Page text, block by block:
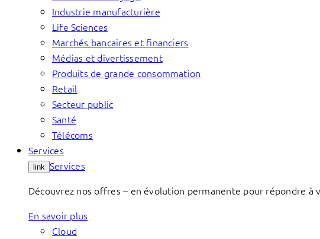
Industrie manufacturière
Life Sciences
Marchés bancaires et financiers
Médias et divertissement
Produits de grande consommation
Retail
Secteur public
Santé
Télécoms
Services
link Services
Découvrez nos offres – en évolution permanente pour répondre à
En savoir plus
Cloud